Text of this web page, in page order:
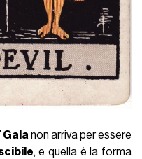
Galanon arriva per essere
, e quella è la forma